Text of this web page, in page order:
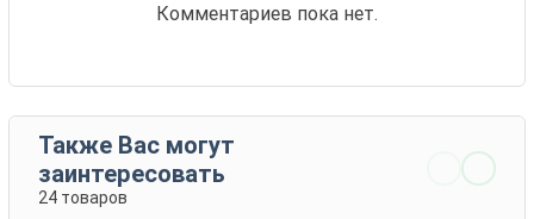
Комментариев пока нет.
Также Вас могут
заинтересовать
24 товаров